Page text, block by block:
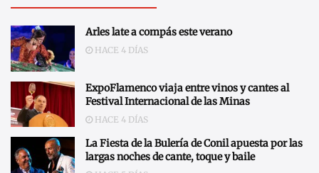
Arles late a compás este verano
HACE 4 DÍAS
ExpoFlamenco viaja entre vinos y cantes al
Festival Internacional de las Minas
HACE 4 DÍAS
La Fiesta de la Bulería de Conil apuesta por las
largas noches de cante, toque y baile